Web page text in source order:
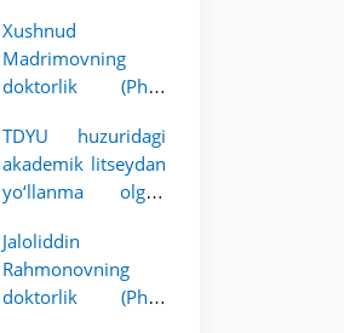
litsey
bitiruvchilarini
o‘qishga qabul
arizalar qabuli
boshlandi
Xushnud
Madrimovning
doktorlik (PhD)
himoyasi bo‘lib
o‘tadi
TDYU huzuridagi
akademik litseydan
yo‘llanma olgan
yakka tartibdagi
suhbat savollari
ro‘yxati tasdiqlandi.
Jaloliddin
Rahmonovning
doktorlik (PhD)